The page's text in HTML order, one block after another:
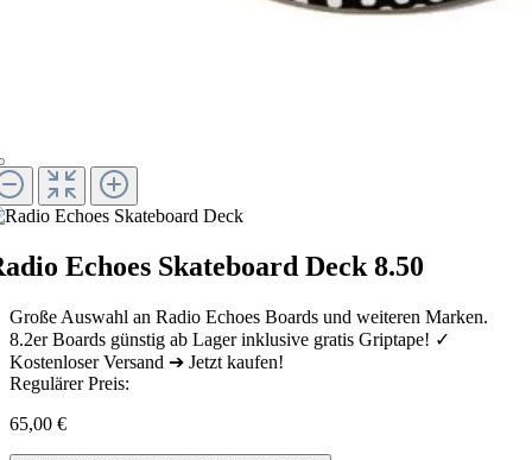
Echoes Skateboard Deck 8.50
Große Auswahl an Radio Echoes Boards und weiteren Marken.
8.2er Boards günstig ab Lager inklusive gratis Griptape! ✓
Kostenloser Versand ➔ Jetzt kaufen!
Regulärer Preis:
65,00 €